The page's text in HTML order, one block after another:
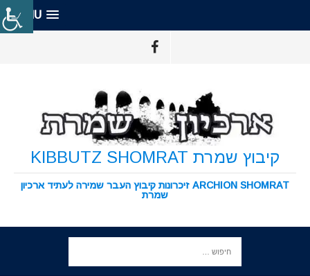
MENU
קיבוץ שמרת KIBBUTZ SHOMRAT
ARCHION SHOMRAT זיכרונות קיבוץ העבר שמירה לעתיד ארכיון
שמרת